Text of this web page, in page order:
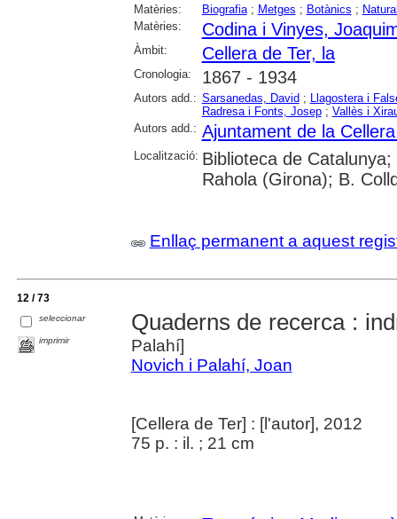
Matèries: Biografia; Metges ; Botànics ;
Matèries:
Codina i Vinyes,
Àmbit: Cellera de Ter, la
Cronologia: 1867 - 1934
Autors add.: Sarsanedas, David ; Llagostera i
Radresa i Fonts, Josep; Vallès i
Autors add.: Ajuntament de la
Localització: Biblioteca de
Rahola (Girona); B.
Enllaç permanent a aquest
12 / 73
seleccionar
imprimir
Quaderns de recerca :
Palahí]
Novich i Palahí, Joan
[Cellera de Ter] : [l'autor], 2012
75 p. : il. ; 21 cm